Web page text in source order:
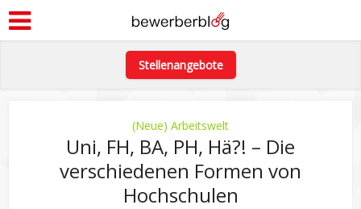
Stellenangebote
(Neue) Arbeitswelt
Uni, FH, BA, PH, Hä?! – Die
verschiedenen Formen von
Hochschulen